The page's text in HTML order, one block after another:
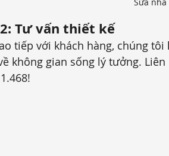
Tư vấn thiết kế
không gian sống lý tưởng.